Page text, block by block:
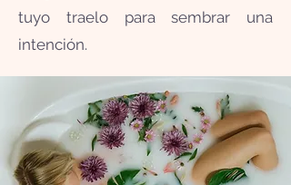
tuyo traelo para sembrar una
intención.